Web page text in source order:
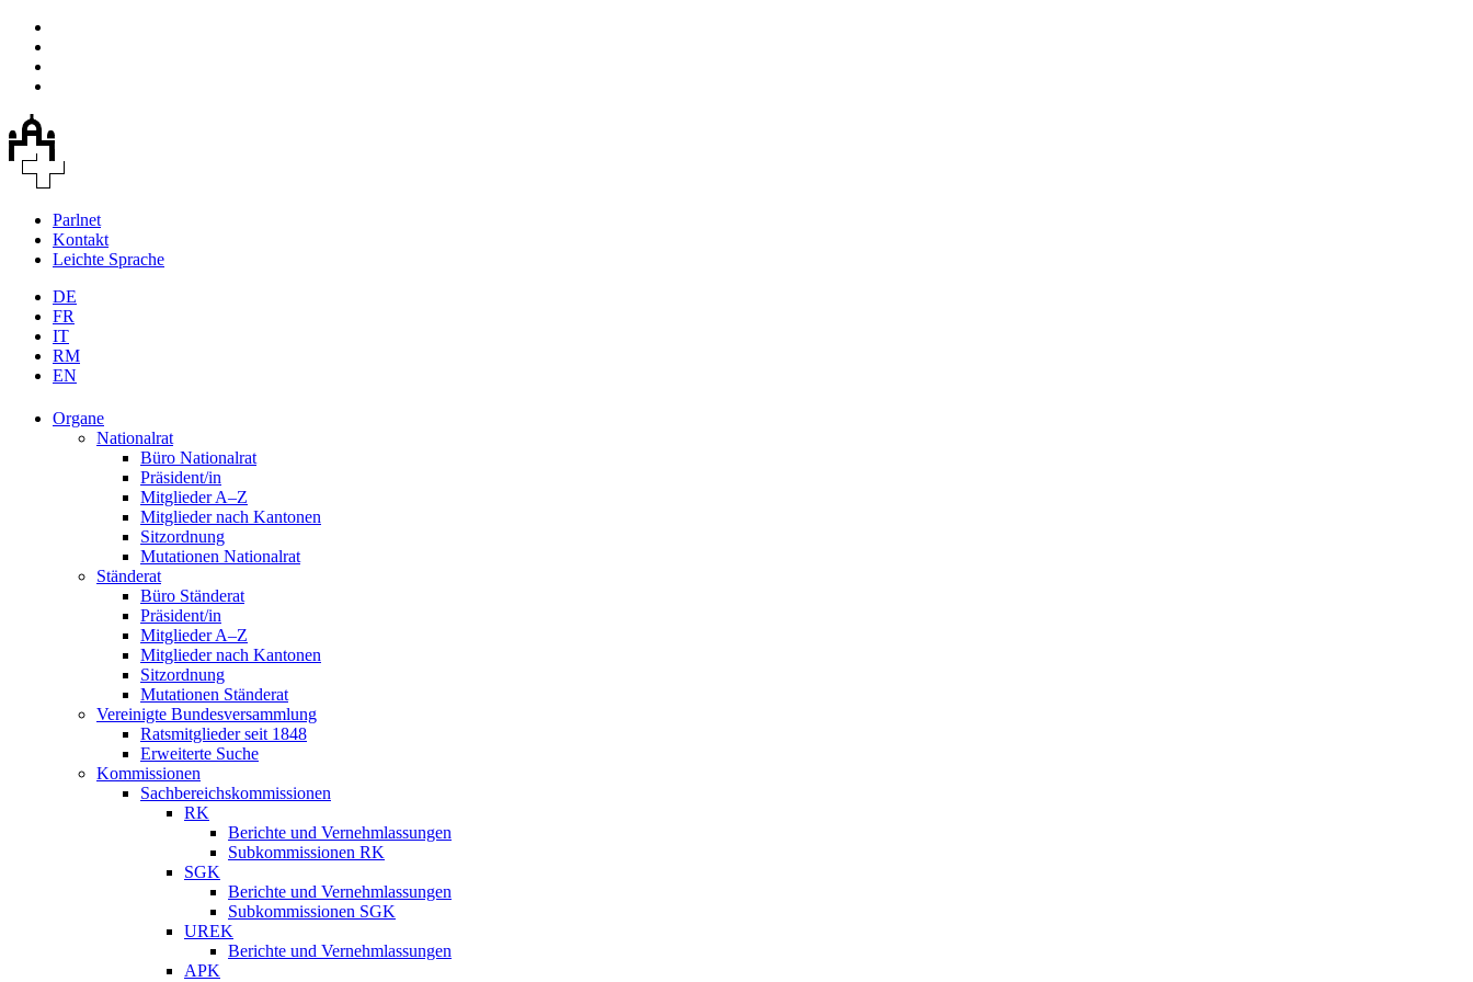
Parlnet
Kontakt
Leichte Sprache
DE
FR
IT
RM
EN
Organe
Nationalrat
Büro Nationalrat
Präsident/in
Mitglieder A–Z
Mitglieder nach Kantonen
Sitzordnung
Mutationen Nationalrat
Ständerat
Büro Ständerat
Präsident/in
Mitglieder A–Z
Mitglieder nach Kantonen
Sitzordnung
Mutationen Ständerat
Vereinigte Bundesversammlung
Ratsmitglieder seit 1848
Erweiterte Suche
Kommissionen
Sachbereichskommissionen
RK
Berichte und Vernehmlassungen
Subkommissionen RK
SGK
Berichte und Vernehmlassungen
Subkommissionen SGK
UREK
Berichte und Vernehmlassungen
APK